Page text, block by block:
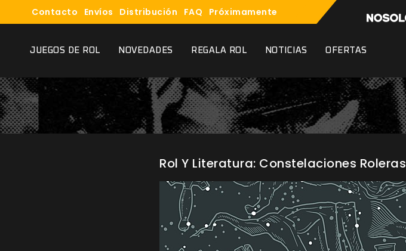
Contacto Envíos Distribución FAQ Próximamente
JUEGOS DE ROL NOVEDADES REGALA ROL NOTICIAS OFERTAS
Rol Y Literatura: Constelaciones Roleras